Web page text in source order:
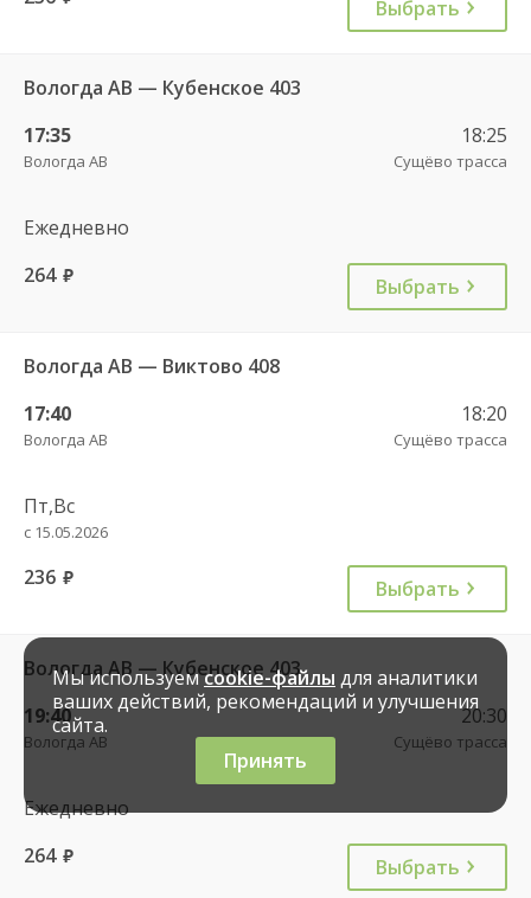
Выбрать
Вологда АВ — Кубенское 403
17:35
Вологда АВ
18:25
Сущёво трасса
Ежедневно
264 руб. Выбрать
Вологда АВ — Виктово 408
17:40
Вологда АВ
18:20
Сущёво трасса
Пт,Вс
с 15.05.2026
236 руб. Выбрать
Вологда АВ — Кубенское 403
19:40
Вологда АВ
20:30
Сущёво трасса
Ежедневно
264 руб. Выбрать
Мы используемcookie-файлы для аналитики
ваших действий, рекомендаций и улучшения
сайта.
Принять